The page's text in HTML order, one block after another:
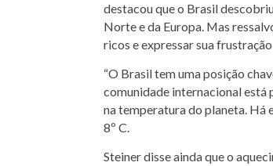
destacou que o Brasil
Norte e da Europa. Mas
ricos e expressar sua
“O Brasil tem uma posição
comunidade internacional está
na temperatura do planeta. Há
8º C.
Steiner disse ainda que o